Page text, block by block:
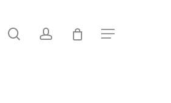
searchaccount Menu